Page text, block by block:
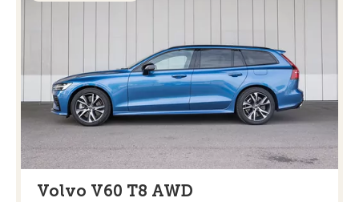
Volvo V60 T8 AWD